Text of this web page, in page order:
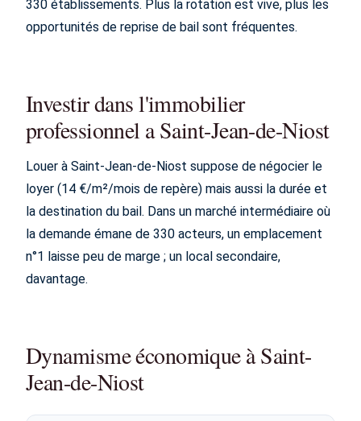
330 établissements. Plus la rotation est vive, plus les
opportunités de reprise de bail sont fréquentes.
Investir dans l'immobilier
professionnel a Saint-Jean-de-Niost
Louer à Saint-Jean-de-Niost suppose de négocier le
loyer (14 €/m²/mois de repère) mais aussi la durée et
la destination du bail. Dans un marché intermédiaire où
la demande émane de 330 acteurs, un emplacement
n°1 laisse peu de marge ; un local secondaire,
davantage.
Dynamisme économique à Saint-
Jean-de-Niost